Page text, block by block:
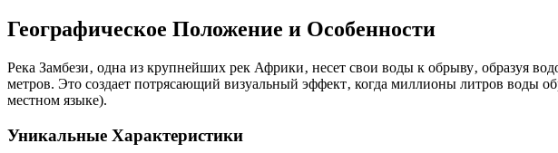
Географическое Положение и Особенности
Река Замбези‚ одна из крупнейших рек Африки‚ несет свои воды к обрыву‚ образуя
метров. Это создает потрясающий визуальный эффект‚ когда миллионы литров воды
местном языке).
Уникальные Характеристики